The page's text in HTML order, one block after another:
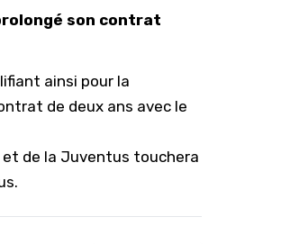
son contrat
ainsi pour la
de deux ans avec le
et de la Juventus touchera